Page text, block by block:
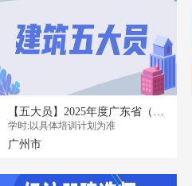
【五大员】2025年度广东省（五大员）施工现场专业人员职业培训
学时:以具体培训计划为准
广州市